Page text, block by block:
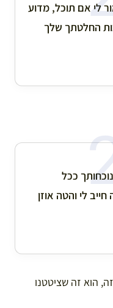
לי אם תוכל, מדוע
החלטתך שלך
ככל
לי והטה אוזן
הוא זה שציטטנו